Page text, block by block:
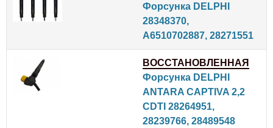
Форсунка DELPHI
28348370,
A6510702887, 28271551
ВОССТАНОВЛЕННАЯ
Форсунка DELPHI
ANTARA CAPTIVA 2,2
CDTI 28264951,
28239766, 28489548